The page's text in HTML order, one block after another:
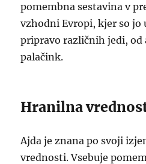
pomembna sestavina v
vzhodni Evropi, kjer so jo
pripravo različnih jedi, od
palačink.
Hranilna
Ajda je znana po svoji
vrednosti. Vsebuje